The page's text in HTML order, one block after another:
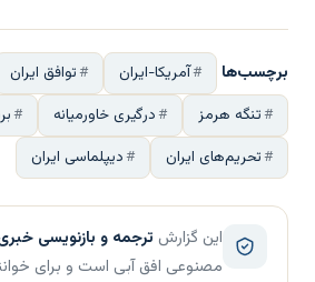
برچسب‌ها آمریکا-ایران توافق ایران
تنگه هرمز
درگیری خاورمیانه
تحریم‌های ایران
دیپلماسی ایران
این گزارش ترجمه و بازنویسی
مصنوعی افق آبی است و برای